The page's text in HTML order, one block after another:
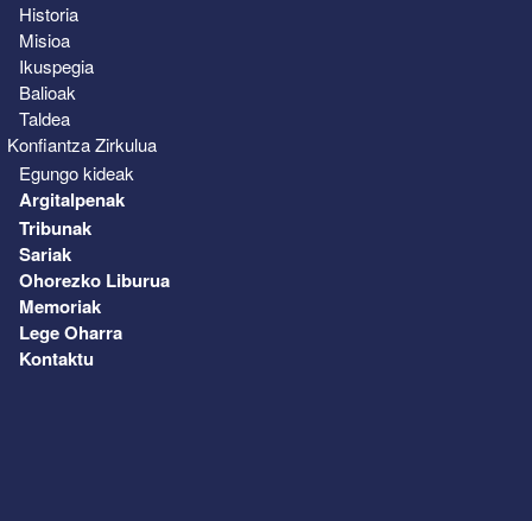
Historia
Misioa
Ikuspegia
Balioak
Taldea
Konfiantza Zirkulua
Egungo kideak
Argitalpenak
Tribunak
Sariak
Ohorezko Liburua
Memoriak
Lege Oharra
Kontaktu